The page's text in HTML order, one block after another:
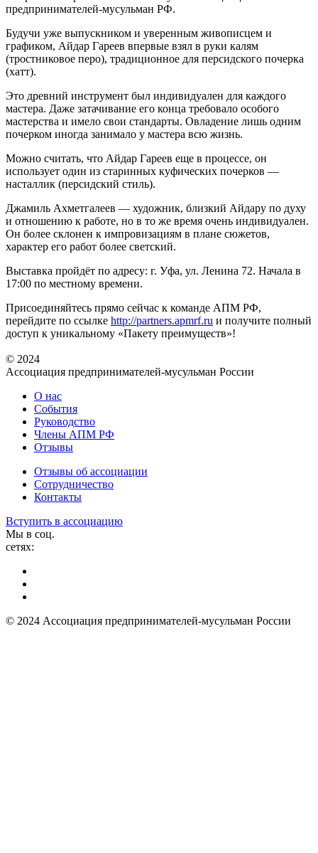
предпринимателей-мусульман РФ.
Будучи уже выпускником и уверенным живописцем и
графиком, Айдар Гареев впервые взял в руки калям
(тростниковое перо), традиционное для персидского почерка
(хатт).
Это древний инструмент был индивидуален для каждого
мастера. Даже затачивание его конца требовало особого
мастерства и имело свои стандарты. Овладение лишь одним
почерком иногда занимало у мастера всю жизнь.
Можно считать, что Айдар Гареев еще в процессе, он
использует один из старинных куфических почерков —
насталлик (персидский стиль).
Джамиль Ахметгалеев — художник, близкий Айдару по духу
и отношению к работе, но в то же время очень индивидуален.
Он более склонен к импровизациям в плане сюжетов,
характер его работ более светский.
Выставка пройдёт по адресу: г. Уфа, ул. Ленина 72. Начала в
17:00 по местному времени.
Присоединяйтесь прямо сейчас к команде АПМ РФ,
перейдите по ссылке http://partners.apmrf.ru и получите полный
доступ к уникальному «Пакету преимуществ»!
© 2024
Ассоциация предпринимателей-мусульман России
О нас
События
Руководство
Члены АПМ РФ
Отзывы
Отзывы об ассоциации
Сотрудничество
Контакты
Вступить в ассоциацию
Мы в соц.
сетях:
© 2024 Ассоциация предпринимателей-мусульман России